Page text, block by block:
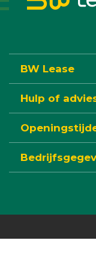
BW Lease
Hulp of